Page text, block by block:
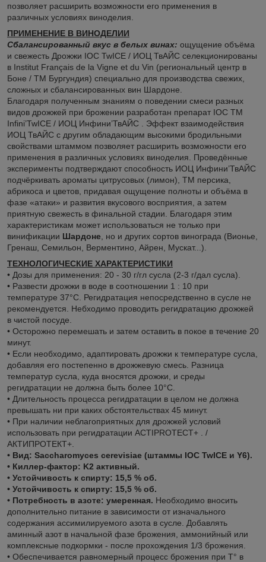
позволяет расширить возможности его применения в
различных условиях виноделия.
ПРИМЕНЕНИЕ В ВИНОДЕЛИИ
Сбалансированный вкус в белых винах: ощущение объёма
и свежесть Дрожжи IOC TwICE / ИОЦ ТвАЙС селекционированы
в Institut Français de la Vigne et du Vin (региональный центр в
Боне / TM Бургундия) специально для производства свежих,
сложных и сбалансированных вин Шардоне.
Благодаря полученным знаниям о поведении смеси разных
видов дрожжей при брожении разработан препарат IOC TM
Infini’TwICE / ИОЦ Инфини’ТвАЙС . Эффект взаимодействия
ИОЦ ТвАЙС с другим обладающим высокими бродильными
свойствами штаммом позволяет расширить возможности его
применения в различных условиях виноделия. Проведённые
эксперименты подтверждают способность ИОЦ Инфини’ТвАЙС
подчёркивать ароматы цитрусовых (лимон), TM персика,
абрикоса и цветов, придавая ощущение полноты и объёма в
фазе «атаки» и развития вкусового восприятия, а затем
приятную свежесть в финальной стадии. Благодаря этим
характеристикам может использоваться не только при
винификации Шардоне , но и других сортов винограда (Вионье,
Гренаш, Семильон, Верментино, Айрен, Мускат...).
ТЕХНОЛОГИЧЕСКИЕ ХАРАКТЕРИСТИКИ
• Дозы для применения: 20 - 30 г/гл сусла (2-3 г/дал сусла).
• Развести дрожжи в воде в соотношении 1 : 10 при
температуре 37°C. Регидратация непосредственно в сусле не
рекомендуется. Небходимо проводить регидратацию дрожжей
в чистой посуде.
• Осторожно перемешать и затем оставить в покое в течение 20
минут.
• Если необходимо, адаптировать дрожжи к температуре сусла,
добавляя его постепенно в дрожжевую смесь. Разница
температур сусла, куда вносятся дрожжи, и среды
регидратации не должна быть более 10°C.
• Длительность процесса регидратации в целом не должна
превышать ни при каких обстоятельствах 45 минут.
• При наличии неблагоприятных для дрожжей условий
использовать при регидратации ACTIPROTECT+ . /
АКТИПРОТЕКТ+.
• Вид: Saccharomyces cerevisiae (штаммы IOC TwICE и Y6).
• Киллер-фактор: K2 активный.
• Устойчивость к спирту: 15,5 % об.
• Устойчивость к спирту: 15,5 % об.
• Потребность в азоте: умеренная. Необходимо вносить
дополнительно питание в зависимости от изначального
содержания ассимилируемого азота в сусле. Добавлять
аминный азот в начальной фазе брожения, аммонийный или
комплексные подкормки - после прохождения 1/3 брожения.
• Обеспечивается равномерный процесс брожения при Т° в